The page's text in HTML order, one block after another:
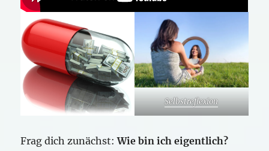
Selbstreflexion
Frag dich zunächst:Wie bin ich eigentlich?